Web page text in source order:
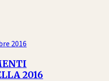
2016
2016